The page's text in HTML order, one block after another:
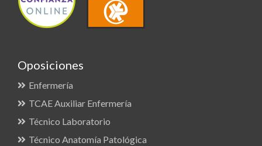
Oposiciones
Enfermería
TCAE Auxiliar Enfermería
Técnico Laboratorio
Técnico Anatomía Patológica